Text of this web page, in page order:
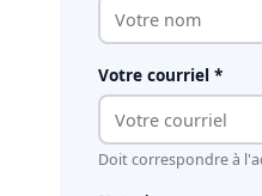
Votre courriel *
Doit correspondre à